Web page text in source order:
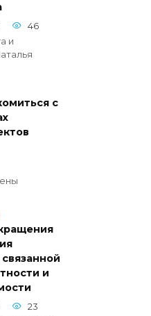
46
и
с
и
23